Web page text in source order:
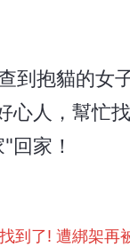
到抱貓的女
心人，幫忙
回家！
到了! 遭綁架再